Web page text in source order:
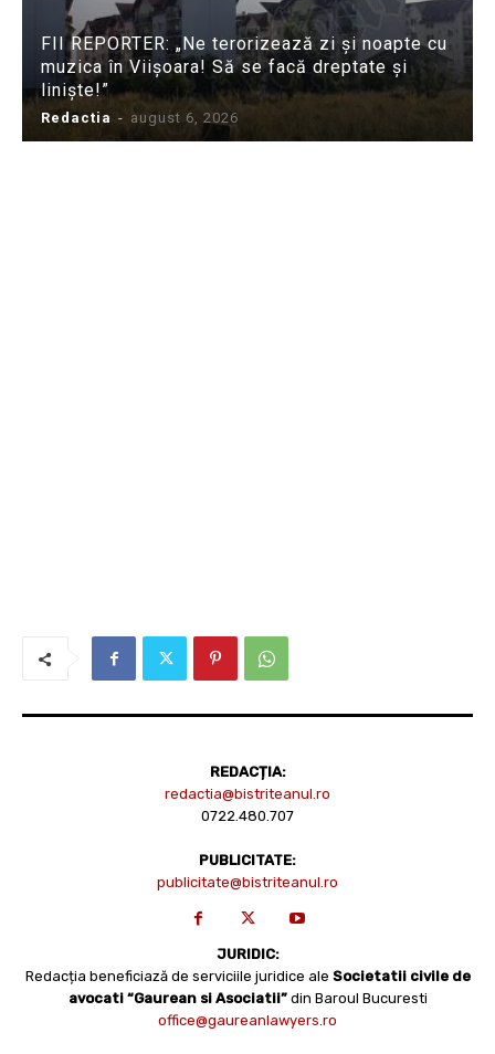
FII REPORTER: „Ne terorizează zi și noapte cu
muzica în Viișoara! Să se facă dreptate și
liniște!”
Redactia - august 6, 2026
REDACȚIA:
redactia@bistriteanul.ro
0722.480.707
PUBLICITATE:
publicitate@bistriteanul.ro
JURIDIC:
Redacția beneficiază de serviciile juridice ale Societatii civile de
avocati “Gaurean si Asociatii” din Baroul Bucuresti
office@gaureanlawyers.ro